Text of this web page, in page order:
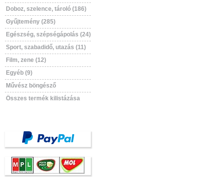
Doboz, szelence, tároló (186)
Gyűjtemény (285)
Egészség, szépségápolás (24)
Sport, szabadidő, utazás (11)
Film, zene (12)
Egyéb (9)
Művész böngésző
Összes termék kilistázása